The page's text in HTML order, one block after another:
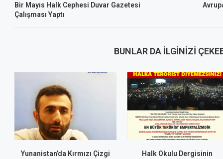
Bir Mayıs Halk Cephesi Duvar Gazetesi
Çalışması Yaptı
BUNLAR DA İLGINIZI
Yunanistan’da Kırmızı Çizgi
Halk Okulu Dergisinin